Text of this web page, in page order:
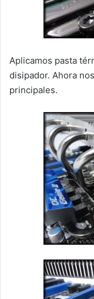
Aplicamos pasta
disipador. Ahora
principales.